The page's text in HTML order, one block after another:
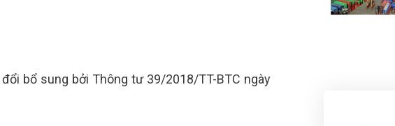
bổ sung bởi Thông tư 39/2018/TT-BTC ngày